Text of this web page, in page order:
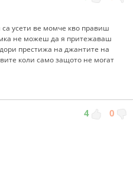
усети ве момче кво правиш
не можеш да я притежаваш
престижа на джантите на
коли само защото не могат
4 0